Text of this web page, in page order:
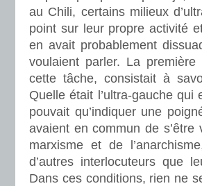
au Chili, certains milieux
point sur leur propre activité
en avait probablement
voulaient parler. La
cette tâche, consistait à
Quelle était l’ultra-gauche
pouvait qu’indiquer une
avaient en commun de
marxisme et de
d’autres interlocuteurs que
Dans ces conditions, rien ne